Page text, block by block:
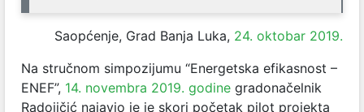
Saopćenje, Grad Banja Luka, 24. oktobar 2019.
Na stručnom simpozijumu “Energetska efikasnost –
ENEF”, 14. novembra 2019. godine gradonačelnik
Radojičić najavio je je skori početak pilot projekta